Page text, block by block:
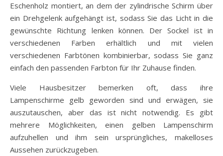
Eschenholz montiert, an dem der zylindrische Schirm über
ein Drehgelenk aufgehängt ist, sodass Sie das Licht in die
gewünschte Richtung lenken können. Der Sockel ist in
verschiedenen Farben erhältlich und mit vielen
verschiedenen Farbtönen kombinierbar, sodass Sie ganz
einfach den passenden Farbton für Ihr Zuhause finden.
Viele Hausbesitzer bemerken oft, dass ihre
Lampenschirme gelb geworden sind und erwägen, sie
auszutauschen, aber das ist nicht notwendig. Es gibt
mehrere Möglichkeiten, einen gelben Lampenschirm
aufzuhellen und ihm sein ursprüngliches, makelloses
Aussehen zurückzugeben.